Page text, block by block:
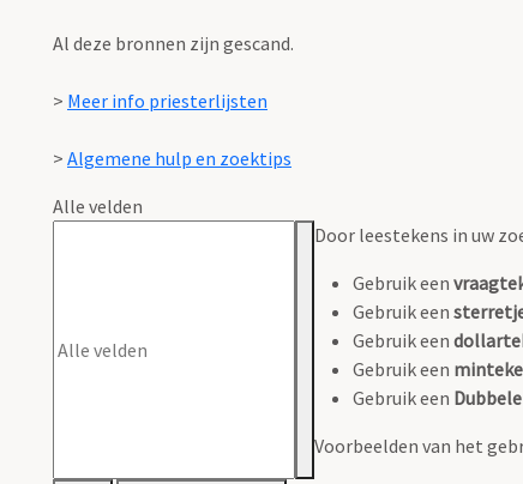
Al deze bronnen zijn gescand.
> Meer info priesterlijsten
> Algemene hulp en zoektips
Alle velden
Door leestekens in uw
Gebruik een
Gebruik een
Gebruik een
Gebruik een
Gebruik een
Voorbeelden van het